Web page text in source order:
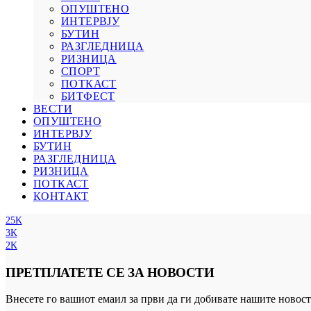
ОПУШТЕНО
ИНТЕРВЈУ
БУТИН
РАЗГЛЕДНИЦА
РИЗНИЦА
СПОРТ
ПОТКАСТ
БИТФЕСТ
ВЕСТИ
ОПУШТЕНО
ИНТЕРВЈУ
БУТИН
РАЗГЛЕДНИЦА
РИЗНИЦА
ПОТКАСТ
КОНТАКТ
25K
3K
2K
ПРЕТПЛАТЕТЕ СЕ ЗА НОВОСТИ
Внесете го вашиот емаил за први да ги добивате нашите